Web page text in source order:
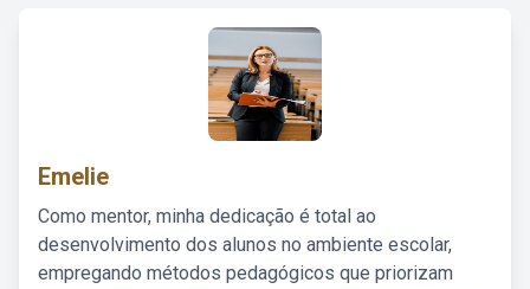
Emelie
Como mentor, minha dedicação é total ao
desenvolvimento dos alunos no ambiente escolar,
empregando métodos pedagógicos que priorizam